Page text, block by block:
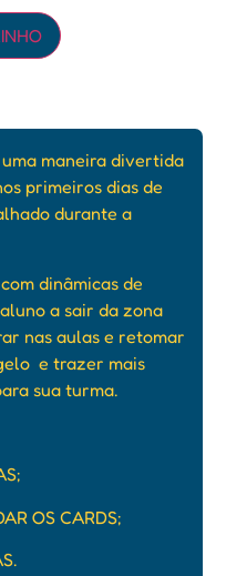
maneira divertida
primeiros dias de
durante a
dinâmicas de
a sair da zona
nas aulas e retomar
e trazer mais
sua turma.
OS CARDS;